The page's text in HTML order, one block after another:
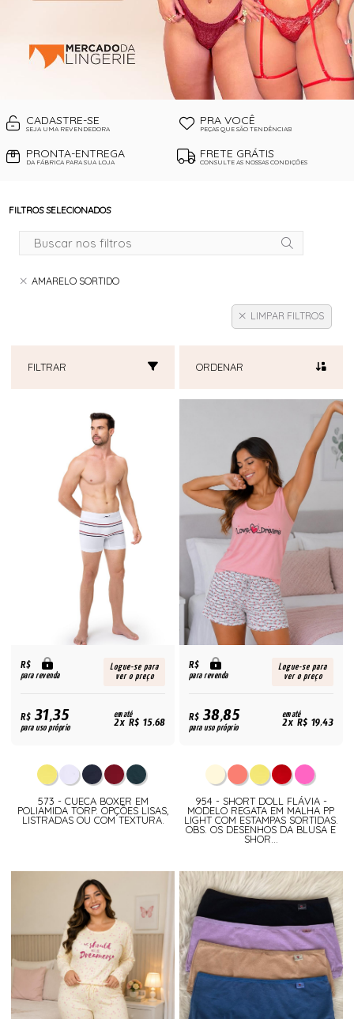
CADASTRE-SE
SEJA UMA REVENDEDORA
PRA VOCÊ
PEÇAS QUE SÃO TENDÊNCIAS!
PRONTA-ENTREGA
DA FÁBRICA PARA SUA LOJA
FRETE GRÁTIS
CONSULTE AS NOSSAS CONDIÇÕES
FILTROS SELECIONADOS
AMARELO SORTIDO
LIMPAR FILTROS
FILTRAR ORDENAR
R$
para revenda
Logue-se para
ver o preço
R$31,35
para uso próprio
em até
2x R$ 15,68
573 - CUECA BOXER EM
POLIAMIDA TORP. OPÇÕES LISAS,
LISTRADAS OU COM TEXTURA.
R$
para revenda
Logue-se para
ver o preço
R$38,85
para uso próprio
em até
2x R$ 19,43
954 - SHORT DOLL FLÁVIA -
MODELO REGATA EM MALHA PP
LIGHT COM ESTAMPAS SORTIDAS.
OBS. OS DESENHOS DA BLUSA E
SHOR...